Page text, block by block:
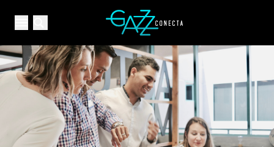
Open main menuYour Company